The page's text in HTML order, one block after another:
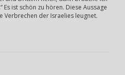
ist schön zu hören. Diese Aussage
Verbrechen der Israelies leugnet.